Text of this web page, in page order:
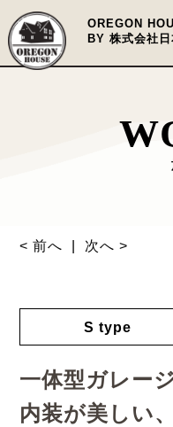
OREGON
BY 株式会社
< 前へ 次へ >
S type
一体型ガレー
内装が美しい